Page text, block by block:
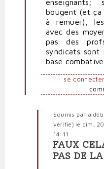
syndicats
par
Salarié-
kleenex
(non
vérifié)
enseignants;
bougent (et ça
à remuer),
avec des
pas des
syndicats sont
base combative.
se connecter
Soumis par
vérifié) le dim,
14:11
En
réponse
FAUX
PAS DE